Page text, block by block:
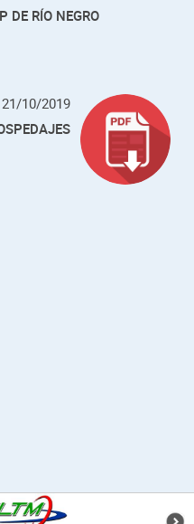
DE RÍO NEGRO
21/10/2019